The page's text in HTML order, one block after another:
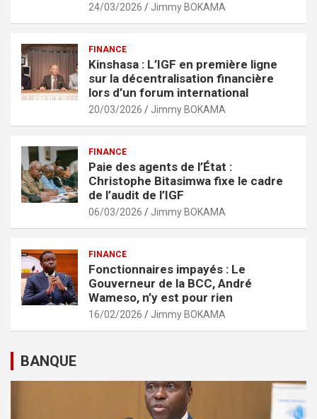
24/03/2026 Jimmy BOKAMA
FINANCE
Kinshasa : L’IGF en première ligne
sur la décentralisation financière
lors d’un forum international
20/03/2026 Jimmy BOKAMA
FINANCE
Paie des agents de l’État :
Christophe Bitasimwa fixe le cadre
de l’audit de l’IGF
06/03/2026 Jimmy BOKAMA
FINANCE
Fonctionnaires impayés : Le
Gouverneur de la BCC, André
Wameso, n’y est pour rien
16/02/2026 Jimmy BOKAMA
BANQUE